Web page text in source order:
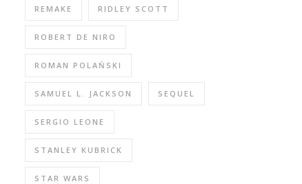
REMAKE RIDLEY SCOTT
ROBERT DE NIRO
ROMAN POLAŃSKI
SAMUEL L. JACKSON SEQUEL
SERGIO LEONE
STANLEY KUBRICK
STAR WARS